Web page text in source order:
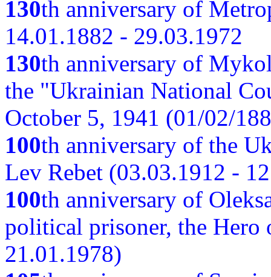
130th anniversary of
14.01.1882 - 29.03.1972
130th anniversary of
the "Ukrainian National
October 5, 1941 (01/02/
100th anniversary of the
Lev Rebet (03.03.1912 -
100th anniversary of
political prisoner, the
21.01.1978)